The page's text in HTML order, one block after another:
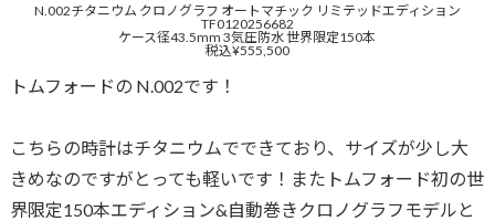
N.002チタニウム クロノグラフ オートマチック リミテッドエディション
TF0120256682
ケース径43.5mm 3気圧防水 世界限定150本
税込¥555,500
トムフォードの N.002です！
こちらの時計はチタニウムでできており、サイズが少し大
きめなのですがとっても軽いです！またトムフォード初の世
界限定150本エディション&自動巻きクロノグラフモデルと